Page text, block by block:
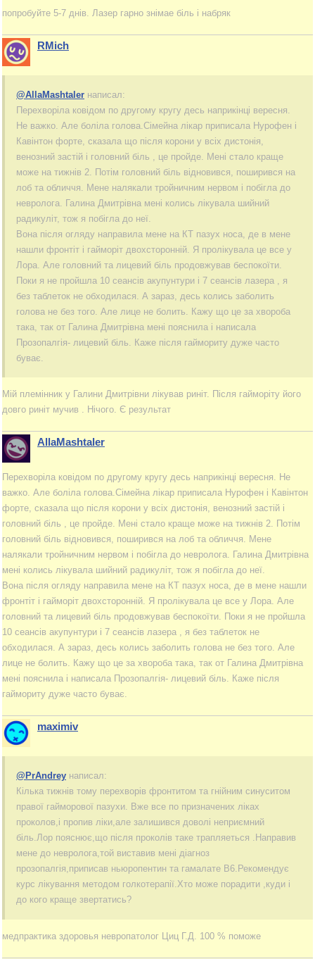
попробуйте 5-7 днів. Лазер гарно знімае біль і набряк
RMich
@AllaMashtaler написал:
Перехворіла ковідом по другому кругу десь наприкінці вересня.
Не важко. Але боліла голова.Сімейна лікар приписала Нурофен і
Кавінтон форте, сказала що після корони у всіх дистонія,
венозний застій і головний біль , це пройде. Мені стало краще
може на тижнів 2. Потім головний біль відновився, поширився на
лоб та обличчя. Мене налякали тройничним нервом і побігла до
невролога. Галина Дмитрівна мені колись лікувала шийний
радикуліт, тож я побігла до неї.
Вона після огляду направила мене на КТ пазух носа, де в мене
нашли фронтіт і гайморіт двохсторонній. Я пролікувала це все у
Лора. Але головний та лицевий біль продовжував беспокоїти.
Поки я не пройшла 10 сеансів акупунтури і 7 сеансів лазера , я
без таблеток не обходилася. А зараз, десь колись заболить
голова не без того. Але лице не болить. Кажу що це за хвороба
така, так от Галина Дмитрівна мені пояснила і написала
Прозопалгія- лицевий біль. Каже після гаймориту дуже часто
буває.
Мій племінник у Галини Дмитрівни лікував риніт. Після гайморіту його
довго риніт мучив . Нічого. Є результат
AllaMashtaler
Перехворіла ковідом по другому кругу десь наприкінці вересня. Не
важко. Але боліла голова.Сімейна лікар приписала Нурофен і Кавінтон
форте, сказала що після корони у всіх дистонія, венозний застій і
головний біль , це пройде. Мені стало краще може на тижнів 2. Потім
головний біль відновився, поширився на лоб та обличчя. Мене
налякали тройничним нервом і побігла до невролога. Галина Дмитрівна
мені колись лікувала шийний радикуліт, тож я побігла до неї.
Вона після огляду направила мене на КТ пазух носа, де в мене нашли
фронтіт і гайморіт двохсторонній. Я пролікувала це все у Лора. Але
головний та лицевий біль продовжував беспокоїти. Поки я не пройшла
10 сеансів акупунтури і 7 сеансів лазера , я без таблеток не
обходилася. А зараз, десь колись заболить голова не без того. Але
лице не болить. Кажу що це за хвороба така, так от Галина Дмитрівна
мені пояснила і написала Прозопалгія- лицевий біль. Каже після
гаймориту дуже часто буває.
maximiv
@PrAndrey написал:
Кілька тижнів тому перехворів фронтитом та гнійним синуситом
правої гайморової пазухи. Вже все по призначених ліках
проколов,і пропив ліки,але залишився доволі неприємний
біль.Лор пояснює,що після проколів таке трапляеться .Направив
мене до невролога,той виставив мені діагноз
прозопалгія,приписав ньюропентин та гамалате В6.Рекомендує
курс лікування методом голкотерапії.Хто може порадити ,куди і
до кого краще звертатись?
медпрактика здоровья невропатолог Циц Г.Д. 100 % поможе